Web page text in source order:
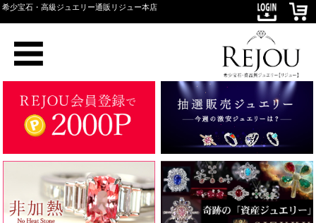
希少宝石・高級ジュエリー通販リジュー本店